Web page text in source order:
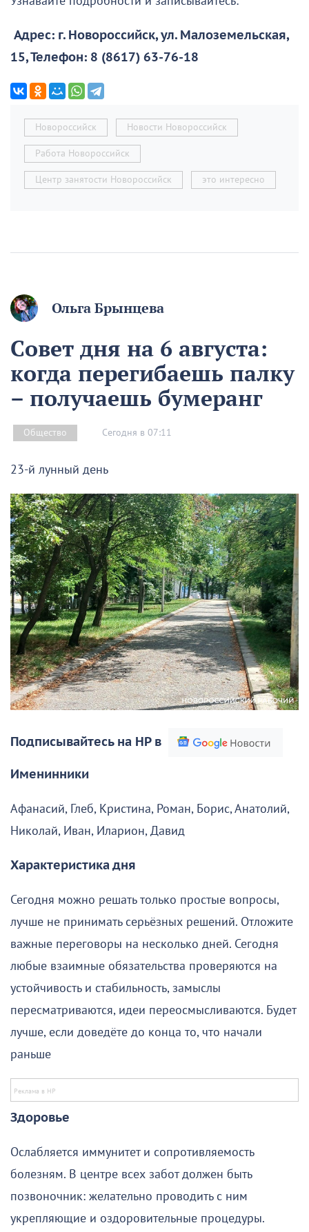
Адрес: г. Новороссийск, ул. Малоземельская,
15, Телефон: 8 (8617) 63-76-18
Новороссийск Новости Новороссийск
Работа Новороссийск
Центр занятости Новороссийск это интересно
Ольга Брынцева
Совет дня на 6 августа:
когда перегибаешь палку
– получаешь бумеранг
Общество Сегодня в 07:11
23-й лунный день
Подписывайтесь на НР в
Именинники
Афанасий, Глеб, Кристина, Роман, Борис, Анатолий,
Николай, Иван, Иларион, Давид
Характеристика дня
Сегодня можно решать только простые вопросы,
лучше не принимать серьёзных решений. Отложите
важные переговоры на несколько дней. Сегодня
любые взаимные обязательства проверяются на
устойчивость и стабильность, замыслы
пересматриваются, идеи переосмысливаются. Будет
лучше, если доведёте до конца то, что начали
раньше
Здоровье
Ослабляется иммунитет и сопротивляемость
болезням. В центре всех забот должен быть
позвоночник: желательно проводить с ним
укрепляющие и оздоровительные процедуры.